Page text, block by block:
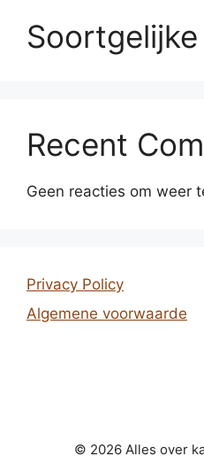
Recent
Geen reacties om weer
Privacy Policy
Algemene voorwaarde
© 2026 Alles over